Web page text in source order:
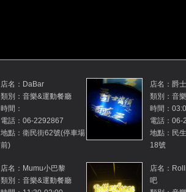
店名：DaBar
類別：音樂&運動餐廳
時間：
電話：06-2292867
地點：衛民街62號(停車場
前)
店名：爵
類別：音
時間：
電話：06-
地點：民
18號
店名：Mumu小巴黎
類別：音樂&運動餐廳
店名：
吧